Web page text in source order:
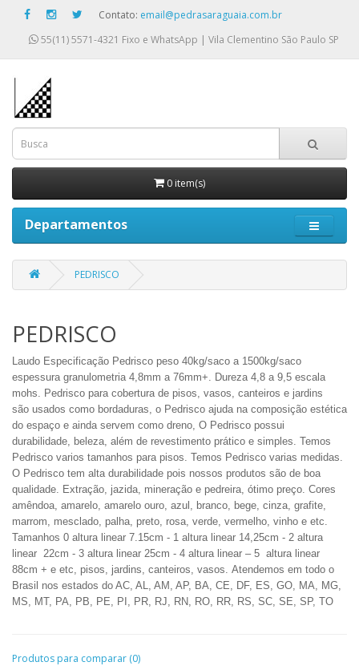
Contato: email@pedrasaraguaia.com.br
55(11) 5571-4321 Fixo e WhatsApp | Vila Clementino São Paulo SP
0 item(s)
Departamentos
PEDRISCO
PEDRISCO
Laudo Especificação Pedrisco peso 40kg/saco a 1500kg/saco
espessura granulometria 4,8mm a 76mm+. Dureza 4,8 a 9,5 escala
mohs. Pedrisco para cobertura de pisos, vasos, canteiros e jardins
são usados como bordaduras, o Pedrisco ajuda na composição estética
do espaço e ainda servem como dreno, O Pedrisco possui
durabilidade, beleza, além de revestimento prático e simples. Temos
Pedrisco varios tamanhos para pisos. Temos Pedrisco varias medidas.
O Pedrisco tem alta durabilidade pois nossos produtos são de boa
qualidade. Extração, jazida, mineração e pedreira, ótimo preço. Cores
amêndoa, amarelo, amarelo ouro, azul, branco, bege, cinza, grafite,
marrom, mesclado, palha, preto, rosa, verde, vermelho, vinho e etc.
Tamanhos 0 altura linear 7.15cm - 1 altura linear 14,25cm - 2 altura
linear 22cm - 3 altura linear 25cm - 4 altura linear – 5 altura linear
88cm + e etc, pisos, jardins, canteiros, vasos. Atendemos em todo o
Brasil nos estados do AC, AL, AM, AP, BA, CE, DF, ES, GO, MA, MG,
MS, MT, PA, PB, PE, PI, PR, RJ, RN, RO, RR, RS, SC, SE, SP, TO
Produtos para comparar (0)